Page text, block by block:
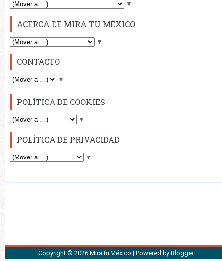
▼
ACERCA DE MIRA TU MÉXICO
▼
CONTACTO
▼
POLÍTICA DE COOKIES
▼
POLÍTICA DE PRIVACIDAD
▼
Copyright © 2026 Mira tu México | Powered by Blogger